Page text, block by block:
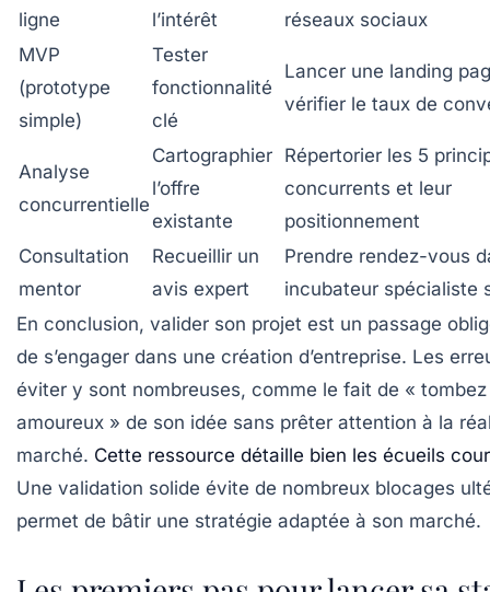
ligne
l’intérêt
réseaux sociaux
MVP
(prototype
simple)
Tester
fonctionnalité
clé
Lancer une landing
vérifier le taux de
Analyse
concurrentielle
Cartographier
l’offre
existante
Répertorier les 5
concurrents et leur
positionnement
Consultation
mentor
Recueillir un
avis expert
Prendre rendez-vous
incubateur spécialiste
En conclusion, valider son projet est un passage
de s’engager dans une création d’entreprise. Les
éviter y sont nombreuses, comme le fait de « tombez
amoureux » de son idée sans prêter attention à la
marché. Cette ressource détaille bien les écueils
Une validation solide évite de nombreux blocages
permet de bâtir une stratégie adaptée à son marché.